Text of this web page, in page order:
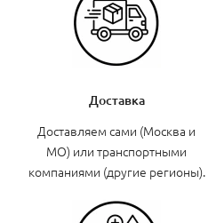
Доставка
Доставляем сами (Москва и
МО) или транспортными
компаниями (другие регионы).